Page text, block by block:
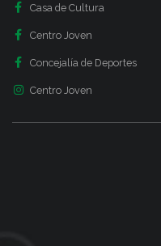
Casa de Cultura
Centro Joven
Concejalía de Deportes
Centro Joven